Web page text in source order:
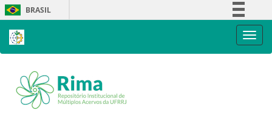
Skip
navigation
BRASIL